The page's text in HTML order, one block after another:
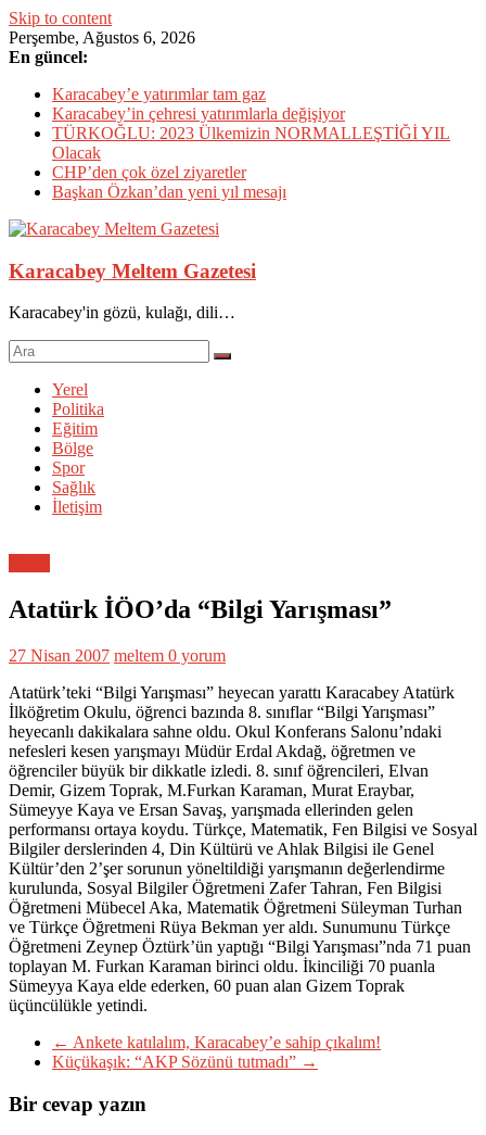
Skip to content
Perşembe, Ağustos 6, 2026
En güncel:
Karacabey’e yatırımlar tam gaz
Karacabey’in çehresi yatırımlarla değişiyor
TÜRKOĞLU: 2023 Ülkemizin NORMALLEŞTİĞİ YIL
Olacak
CHP’den çok özel ziyaretler
Başkan Özkan’dan yeni yıl mesajı
Karacabey Meltem Gazetesi
Karacabey'in gözü, kulağı, dili…
Yerel
Politika
Eğitim
Bölge
Spor
Sağlık
İletişim
Atatürk İÖO’da “Bilgi Yarışması”
27 Nisan 2007 meltem 0 yorum
Atatürk’teki “Bilgi Yarışması” heyecan yarattı Karacabey Atatürk
İlköğretim Okulu, öğrenci bazında 8. sınıflar “Bilgi Yarışması”
heyecanlı dakikalara sahne oldu. Okul Konferans Salonu’ndaki
nefesleri kesen yarışmayı Müdür Erdal Akdağ, öğretmen ve
öğrenciler büyük bir dikkatle izledi. 8. sınıf öğrencileri, Elvan
Demir, Gizem Toprak, M.Furkan Karaman, Murat Eraybar,
Sümeyye Kaya ve Ersan Savaş, yarışmada ellerinden gelen
performansı ortaya koydu. Türkçe, Matematik, Fen Bilgisi ve Sosyal
Bilgiler derslerinden 4, Din Kültürü ve Ahlak Bilgisi ile Genel
Kültür’den 2’şer sorunun yöneltildiği yarışmanın değerlendirme
kurulunda, Sosyal Bilgiler Öğretmeni Zafer Tahran, Fen Bilgisi
Öğretmeni Mübecel Aka, Matematik Öğretmeni Süleyman Turhan
ve Türkçe Öğretmeni Rüya Bekman yer aldı. Sunumunu Türkçe
Öğretmeni Zeynep Öztürk’ün yaptığı “Bilgi Yarışması”nda 71 puan
toplayan M. Furkan Karaman birinci oldu. İkinciliği 70 puanla
Sümeyya Kaya elde ederken, 60 puan alan Gizem Toprak
üçüncülükle yetindi.
← Ankete katılalım, Karacabey’e sahip çıkalım!
Küçükaşık: “AKP Sözünü tutmadı” →
Bir cevap yazın